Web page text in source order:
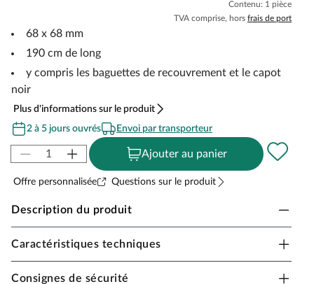
Contenu: 1 pièce
TVA comprise, hors frais de port
68 x 68 mm
190 cm de long
y compris les baguettes de recouvrement et le capot
noir
Plus d'informations sur le produit
2 à 5 jours ouvrés
Envoi par transporteur
Ajouter au panier
Offre personnalisée Questions sur le produit
Description du produit
Poteau XL en matière composite argent 190cm
Caractéristiques techniques
Consignes de sécurité